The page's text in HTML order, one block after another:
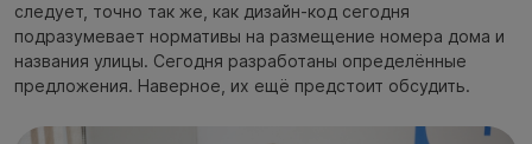
следует, точно так же, как дизайн-код сегодня
подразумевает нормативы на размещение номера дома и
названия улицы. Сегодня разработаны определённые
предложения. Наверное, их ещё предстоит обсудить.